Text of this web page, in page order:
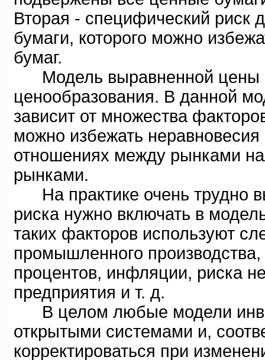
Вторая - специфический риск
бумаги, которого можно
бумаг.
Модель выравненной цены
ценообразования. В данной
зависит от множества
можно избежать
отношениях между рынками
рынками.
На практике очень трудно
риска нужно включать в
таких факторов используют
промышленного
процентов, инфляции, риска
предприятия и т. д.
В целом любые модели
открытыми системами и,
корректироваться при